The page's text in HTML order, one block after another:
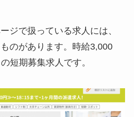
ジで扱っている求人には、
のがあります。時給3,000
短期募集求人です。